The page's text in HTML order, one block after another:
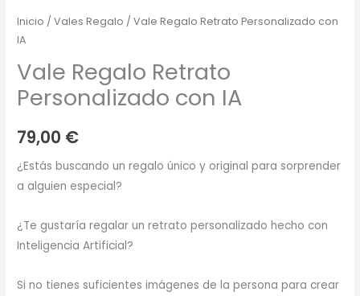
Inicio /Vales Regalo / Vale Regalo Retrato Personalizado con
IA
Vale Regalo Retrato
Personalizado con IA
79,00 €
¿Estás buscando un regalo único y original para sorprender
a alguien especial?
¿Te gustaría regalar un retrato personalizado hecho con
Inteligencia Artificial?
Si no tienes suficientes imágenes de la persona para crear